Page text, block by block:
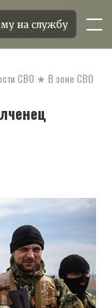
на службу
СВО ★ В зоне СВО